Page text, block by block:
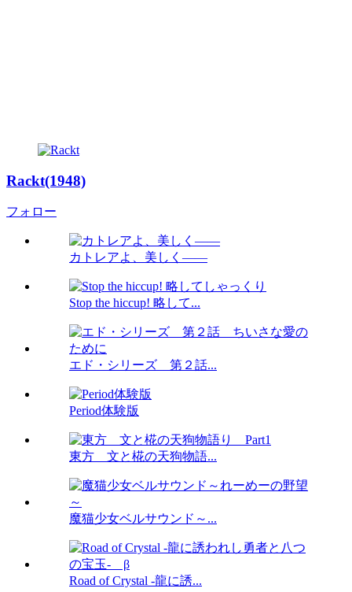
Rackt(1948)
フォロー
カトレアよ、美しく――
Stop the hiccup! 略して...
エド・シリーズ 第２話...
Period体験版
東方 文と椛の天狗物語...
魔猫少女ベルサウンド～...
Road of Crystal -龍に誘...